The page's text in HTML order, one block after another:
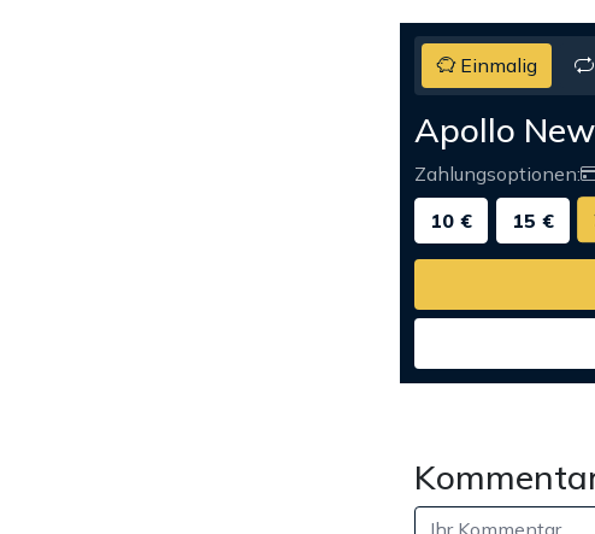
Einmalig
Apollo
Zahlungsoptionen:
10 €
15 €